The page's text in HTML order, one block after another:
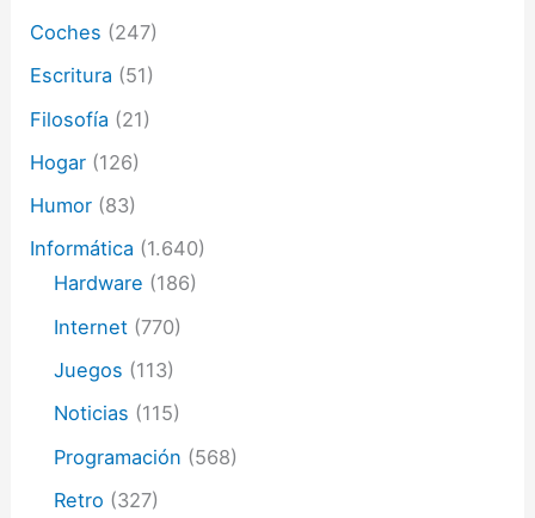
o
Coches (247)
Escritura (51)
Filosofía (21)
Hogar (126)
Humor (83)
Informática (1.640)
Hardware (186)
Internet (770)
Juegos (113)
Noticias (115)
Programación (568)
Retro (327)